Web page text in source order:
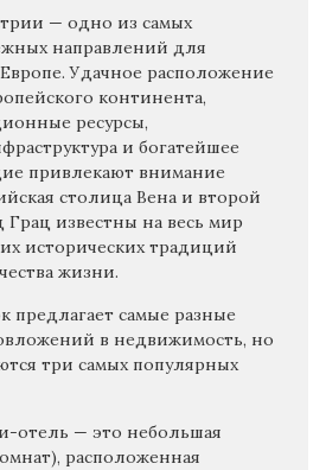
— одно из самых
направлений для
Удачное расположение
континента,
ресурсы,
и богатейшее
привлекают внимание
столица Вена и второй
известны на весь мир
исторических традиций
жизни.
предлагает самые разные
в недвижимость, но
три самых популярных
отель — это небольшая
расположенная